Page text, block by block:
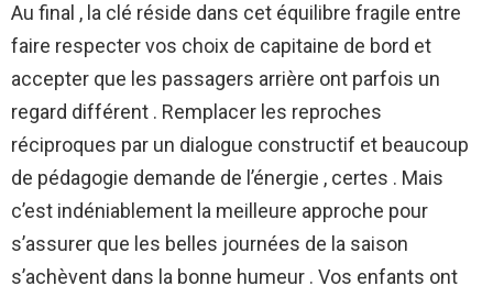
Au final , la clé réside dans cet équilibre fragile entre
faire respecter vos choix de capitaine de bord et
accepter que les passagers arrière ont parfois un
regard différent . Remplacer les reproches
réciproques par un dialogue constructif et beaucoup
de pédagogie demande de l’énergie , certes . Mais
c’est indéniablement la meilleure approche pour
s’assurer que les belles journées de la saison
s’achèvent dans la bonne humeur . Vos enfants ont